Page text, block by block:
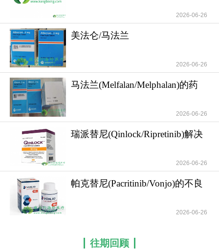
糖调控覆盖，这是短效制剂无法比拟的药效学优
司美格鲁肽 采用每4周一次的剂量递增方案，通
过逐步滴定使血药浓度平稳上升至稳态。达到稳态
后，药物在7天给药间隔内维持无显著峰谷的平稳暴
露水平[10]。当血糖升高时，稳态浓度的司美格鲁肽
能及时促进胰岛素释放；当血糖水平回落，促泌信
号随之减弱，低血糖风险降至最低。这一葡萄糖浓
度依赖性的「智慧降糖」模式，使司美格鲁肽在全
天血糖控制平稳的同时，还可降低低血糖风险。如
有需要，请咨询康必行海外医疗医学顾问：4006-
130-650或扫码添加下方微信，我们将竭诚为您服
务！
更多药品详情请访问
https://www.kangbixing.com/drug/smlt/
2026-06-26
美法仑/马法兰
2026-06-26
马法兰(Melfalan/Melphalan)的药
2026-06-26
瑞派替尼(Qinlock/Ripretinib)解决
2026-06-26
帕克替尼(Pacritinib/Vonjo)的不良
2026-06-26
往期回顾